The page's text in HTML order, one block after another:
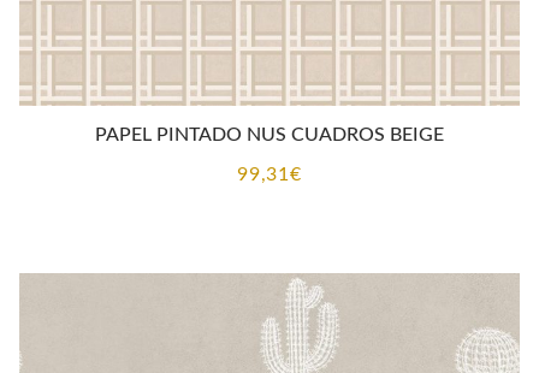
PAPEL PINTADO NUS CUADROS BEIGE
99,31€